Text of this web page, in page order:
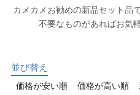
カメカメお勧めの新品セット品
不要なものがあればお気
並び替え
価格が安い順 価格が高い順